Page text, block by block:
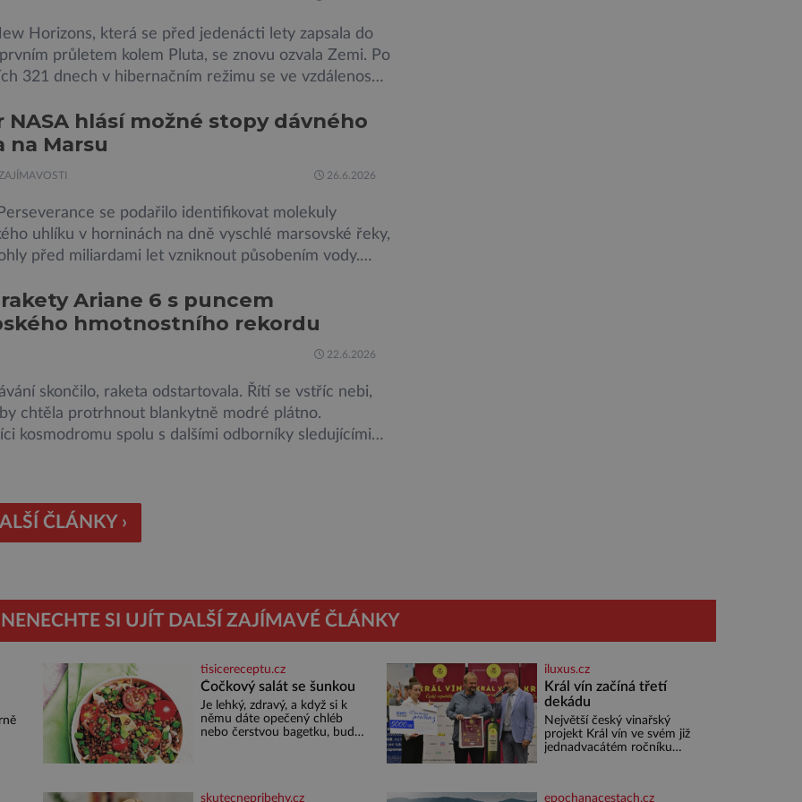
Horizons, která se před jedenácti lety zapsala do
průletem kolem Pluta, se znovu ozvala Zemi. Po
321 dnech v hibernačním režimu se ve vzdálenosti
stavu. Nyní ji čeká další etapa její mise, jejíž ambicí je
nejpodrobnější […]
NASA hlásí možné stopy dávného
na Marsu
ZAJÍMAVOSTI 26.6.2026
se podařilo identifikovat molekuly
uhlíku v horninách na dně vyschlé marsovské řeky,
před miliardami let vzniknout působením vody.
Sherloc, umístěném na roveru Perseverance,
organický uhlík v jílovcích z výchozů, což jsou
Ariane 6 s puncem
hmotnostního rekordu
22.6.2026
skončilo, raketa odstartovala. Řítí se vstříc nebi,
chtěla protrhnout blankytně modré plátno.
kosmodromu spolu s dalšími odborníky sledujícími
vesmírných misí, […]
ČLÁNKY ›
NENECHTE SI UJÍT DALŠÍ ZAJÍMAVÉ ČLÁNKY
tisicereceptu.cz
Čočkový salát se šunkou
Je lehký, zdravý, a když si k
němu dáte opečený chléb
nebo čerstvou bagetku, bude
iluxus.cz
Král vín začíná třetí
dekádu
Největší český vinařský
projekt Král vín ve svém již
jednadvacátém ročníku
skutecnepribehy.cz epochanacestach.cz